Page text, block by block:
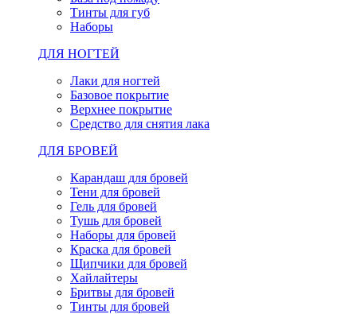
Тинты для губ
Наборы
ДЛЯ НОГТЕЙ
Лаки для ногтей
Базовое покрытие
Верхнее покрытие
Средство для снятия лака
ДЛЯ БРОВЕЙ
Карандаш для бровей
Тени для бровей
Гель для бровей
Тушь для бровей
Наборы для бровей
Краска для бровей
Щипчики для бровей
Хайлайтеры
Бритвы для бровей
Тинты для бровей